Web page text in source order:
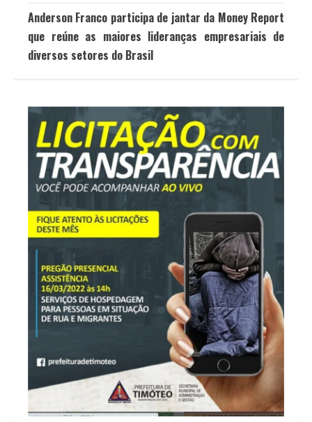
Anderson Franco participa de jantar da Money Report
que reúne as maiores lideranças empresariais de
diversos setores do Brasil